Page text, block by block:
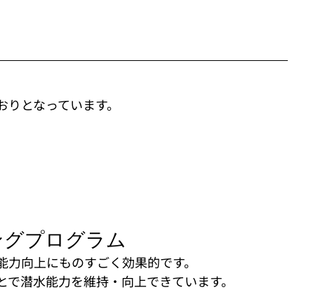
となっています。
プログラム
向上にものすごく効果的です。
潜水能力を維持・向上できています。